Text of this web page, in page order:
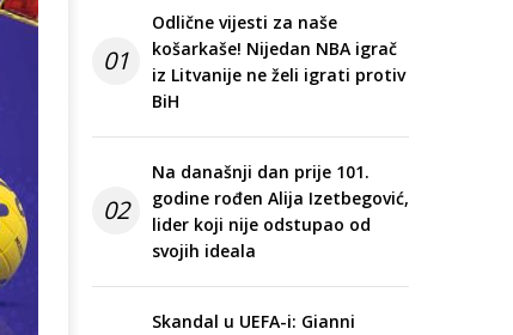
01
Odlične vijesti za naše
košarkaše! Nijedan NBA igrač
iz Litvanije ne želi igrati protiv
BiH
02
Na današnji dan prije 101.
godine rođen Alija Izetbegović,
lider koji nije odstupao od
svojih ideala
Skandal u UEFA-i: Gianni